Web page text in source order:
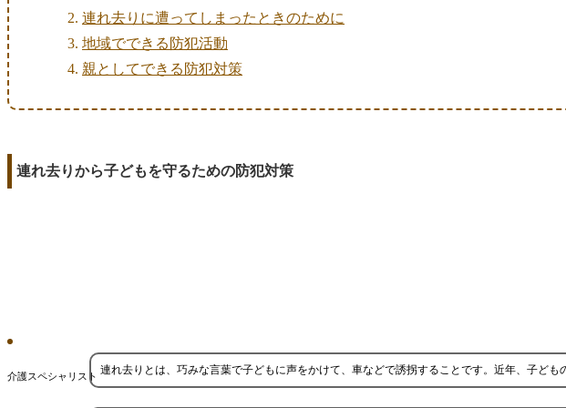
連れ去りに遭ってしまったときのために
地域でできる防犯活動
親としてできる防犯対策
連れ去りから子どもを守るための防犯対策
介護スペシャリスト 連れ去りとは、巧みな言葉で子どもに声をかけて、車などで誘拐することです。近年、子ども